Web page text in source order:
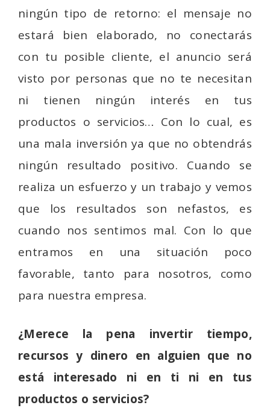
ningún tipo de retorno: el mensaje no
estará bien elaborado, no conectarás
con tu posible cliente, el anuncio será
visto por personas que no te necesitan
ni tienen ningún interés en tus
productos o servicios… Con lo cual, es
una mala inversión ya que no obtendrás
ningún resultado positivo. Cuando se
realiza un esfuerzo y un trabajo y vemos
que los resultados son nefastos, es
cuando nos sentimos mal. Con lo que
entramos en una situación poco
favorable, tanto para nosotros, como
para nuestra empresa.
¿Merece la pena invertir tiempo,
recursos y dinero en alguien que no
está interesado ni en ti ni en tus
productos o servicios?